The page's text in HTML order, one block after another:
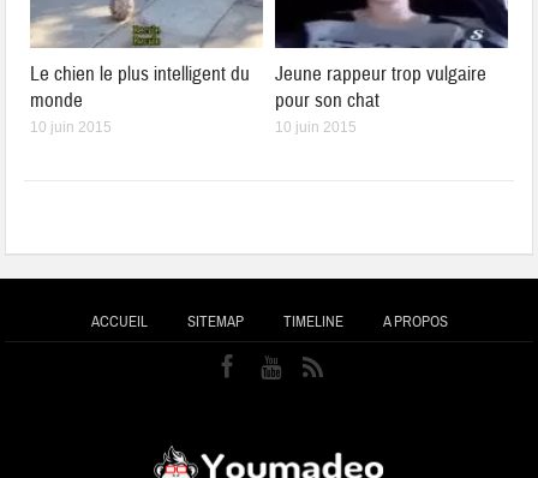
Le chien le plus intelligent du
monde
10 juin 2015
Jeune rappeur trop vulgaire
pour son chat
10 juin 2015
ACCUEIL SITEMAP TIMELINE A PROPOS